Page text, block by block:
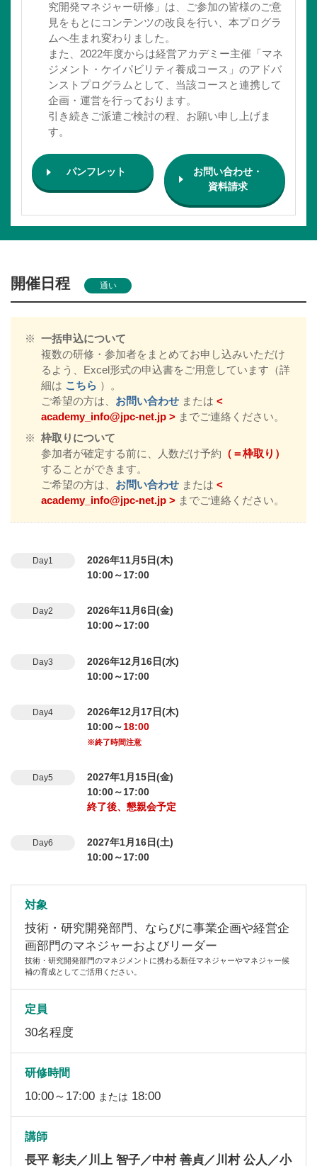
究開発マネジャー研修」は、ご参加の皆様のご意
見をもとにコンテンツの改良を行い、本プログラ
ムへ生まれ変わりました。
また、2022年度からは経営アカデミー主催「マネ
ジメント・ケイパビリティ養成コース」のアドバ
ンストプログラムとして、当該コースと連携して
企画・運営を行っております。
引き続きご派遣ご検討の程、お願い申し上げま
す。
パンフレット
お問い合わせ・
資料請求
開催日程 通い
※ 一括申込について
複数の研修・参加者をまとめてお申し込みいただけ
るよう、Excel形式の申込書をご用意しています（詳
細は こちら ）。
ご希望の方は、 お問い合わせまたは <
academy_info@jpc-net.jp > までご連絡ください。
※ 枠取りについて
参加者が確定する前に、人数だけ予約 （＝枠取り ）
することができます。
ご希望の方は、 お問い合わせまたは <
academy_info@jpc-net.jp > までご連絡ください。
Day1
2026年11月5日(木)
10:00～17:00
Day2
2026年11月6日(金)
10:00～17:00
Day3
2026年12月16日(水)
10:00～17:00
Day4
2026年12月17日(木)
10:00～18:00
※終了時間注意
Day5
2027年1月15日(金)
10:00～17:00
終了後、懇親会予定
Day6
2027年1月16日(土)
10:00～17:00
対象
技術・研究開発部門、ならびに事業企画や経営企
画部門のマネジャーおよびリーダー
技術・研究開発部門のマネジメントに携わる新任マネジャーやマネジャー候
補の育成としてご活用ください。
定員
30名程度
研修時間
10:00～17:00 または 18:00
講師
長平 彰夫／川上 智子／中村 善貞／川村 公人／小